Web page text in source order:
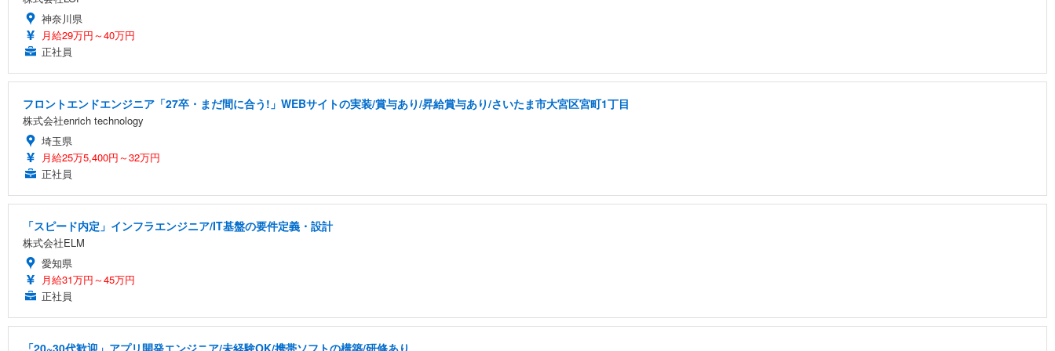
神奈川県
月給29万円～40万円
正社員
フロントエンドエンジニア「27卒・まだ間に合う!」WEBサイトの実装/賞与あり/昇給賞与あり/さいたま市大宮区宮町1丁目
株式会社enrich technology
埼玉県
月給25万5,400円～32万円
正社員
「スピード内定」インフラエンジニア/IT基盤の要件定義・設計
株式会社ELM
愛知県
月給31万円～45万円
正社員